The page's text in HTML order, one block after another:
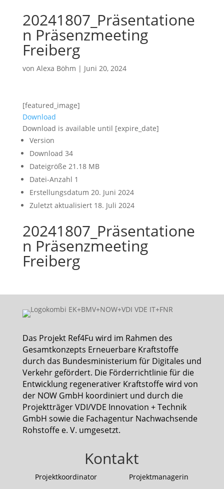
20241807_Präsentatione
n Präsenzmeeting
Freiberg
von Alexa Böhm | Juni 20, 2024
[featured_image]
Download
Download is available until [expire_date]
Version
Download 34
Dateigröße 21.18 MB
Datei-Anzahl 1
Erstellungsdatum 20. Juni 2024
Zuletzt aktualisiert 18. Juli 2024
20241807_Präsentatione
n Präsenzmeeting
Freiberg
Das Projekt Ref4Fu wird im Rahmen des
Gesamtkonzepts Erneuerbare Kraftstoffe
durch das Bundesministerium für Digitales und
Verkehr gefördert. Die Förderrichtlinie für die
Entwicklung regenerativer Kraftstoffe wird von
der NOW GmbH koordiniert und durch die
Projektträger VDI/VDE Innovation + Technik
GmbH sowie die Fachagentur Nachwachsende
Rohstoffe e. V. umgesetzt.
Kontakt
Projektkoordinator Projektmanagerin